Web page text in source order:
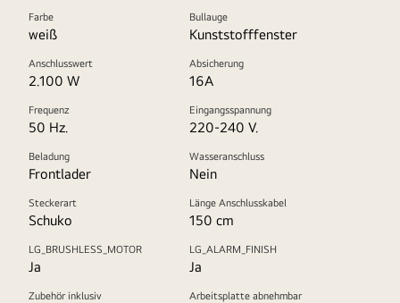
Farbe
weiß
Bullauge
Kunststofffenster
Anschlusswert
2.100 W
Absicherung
16A
Frequenz
50 Hz.
Eingangsspannung
220-240 V.
Beladung
Frontlader
Wasseranschluss
Nein
Steckerart
Schuko
Länge Anschlusskabel
150 cm
LG_BRUSHLESS_MOTOR
Ja
LG_ALARM_FINISH
Ja
Zubehör inklusiv Arbeitsplatte abnehmbar